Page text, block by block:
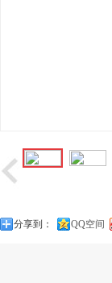
分享到： QQ空间